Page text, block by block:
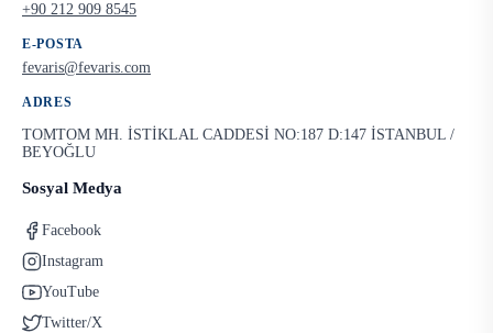
+90 212 909 8545
E-POSTA
fevaris@fevaris.com
ADRES
TOMTOM MH. İSTİKLAL CADDESİ NO:187 D:147 İSTANBUL /
BEYOĞLU
Sosyal Medya
Facebook
Instagram
YouTube
Twitter/X